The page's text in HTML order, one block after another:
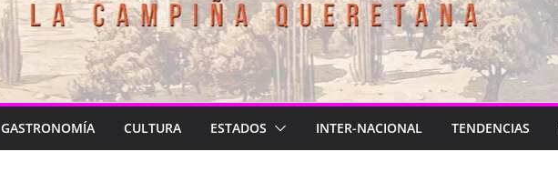
GASTRONOMÍA CULTURA ESTADOS INTER-NACIONAL TENDENCIAS